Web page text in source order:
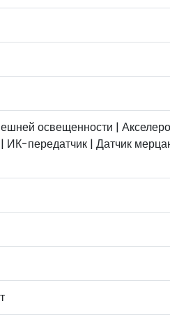
освещенности |
передатчик | Датчик